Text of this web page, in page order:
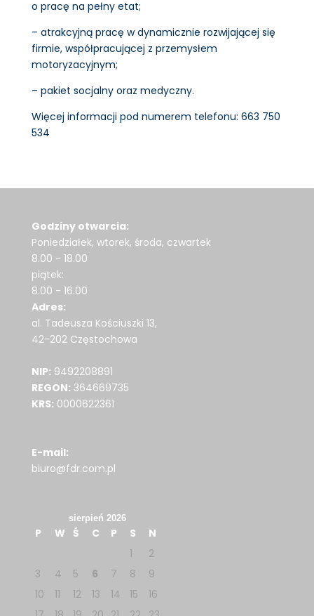
o pracę na pełny etat;
– atrakcyjną pracę w dynamicznie rozwijającej się
firmie, współpracującej z przemysłem
motoryzacyjnym;
– pakiet socjalny oraz medyczny.
Więcej informacji pod numerem telefonu: 663 750
534
Godziny otwarcia:
Poniedziałek, wtorek, środa, czwartek
8.00 - 18.00
piątek:
8.00 - 16.00
Adres:
al. Tadeusza Kościuszki 13,
42-202 Częstochowa
NIP: 9492208891
REGON: 364669735
KRS: 0000622361
E-mail:
biuro@fdr.com.pl
sierpień 2026
P W Ś C P S
N
1
2
3
4 5 6 7 8
9
10
11 12 13 14 15
16